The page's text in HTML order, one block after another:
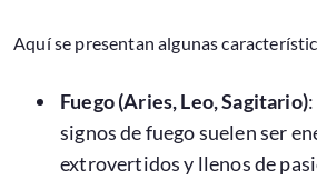
Aquí se presentan algunas
Fuego (Aries, Leo, Sagitario)
signos de fuego suelen ser
extrovertidos y llenos de